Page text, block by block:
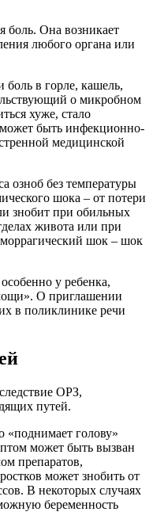
боль. Она возникает
любого органа или
боль в горле, кашель,
о микробном
хуже, стало
может быть инфекционно-
медицинской
озноб без температуры
шока – от потери
знобит при обильных
живота или при
шок – шок
у ребенка,
О приглашении
в поликлинике речи
ОРЗ,
путей.
«поднимает голову»
может быть вызван
препаратов,
может знобить от
В некоторых случаях
беременность